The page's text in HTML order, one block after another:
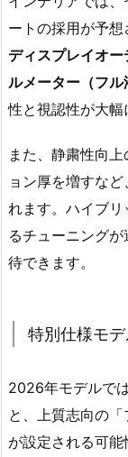
ートの採用が予
ディスプレイオー
ルメーター（フル
性と視認性が大幅
また、静粛性向
ョン厚を増すな
れます。ハイブリ
るチューニング
待できます。
特別仕様モ
2026年モデルで
と、上質志向の「
が設定される可